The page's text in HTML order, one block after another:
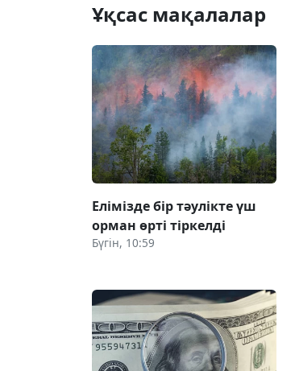
Ұқсас мақалалар
Елімізде бір тәулікте үш
орман өрті тіркелді
Бүгін, 10:59